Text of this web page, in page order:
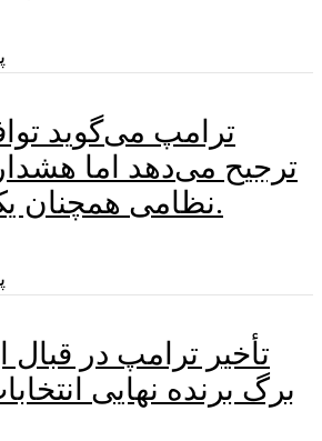
ترامپ می‌گوید
ترجیح می‌دهد اما
نظامی همچنان یک گزینه است.
تأخیر ترامپ در قبال
برگ برنده نهایی